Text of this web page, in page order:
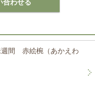
週間 赤絵椀（あかえわ